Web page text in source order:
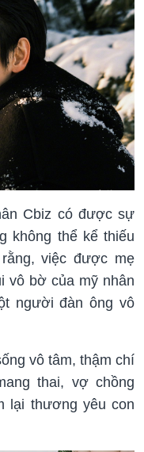
Cbiz có được sự
không thể kể thiếu
việc được mẹ
vô bờ của mỹ nhân
người đàn ông vô
vô tâm, thậm chí
thai, vợ chồng
lại thương yêu con